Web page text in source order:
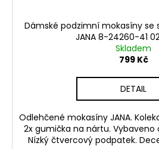
Dámské podzimní mokasíny se
JANA 8-24260-41
Skladem
799 Kč
DETAIL
Odlehčené mokasíny JANA.
2x gumička na nártu. Vybaveno
Nízký čtvercový podpatek.